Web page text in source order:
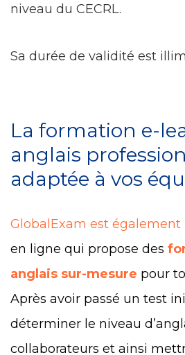
niveau du CECRL.
Sa durée de validité est
La formation e-
anglais
adaptée à vos
GlobalExam est
en ligne qui propose des
anglais sur-mesure pour
Après avoir passé un test
déterminer le niveau
collaborateurs et ainsi